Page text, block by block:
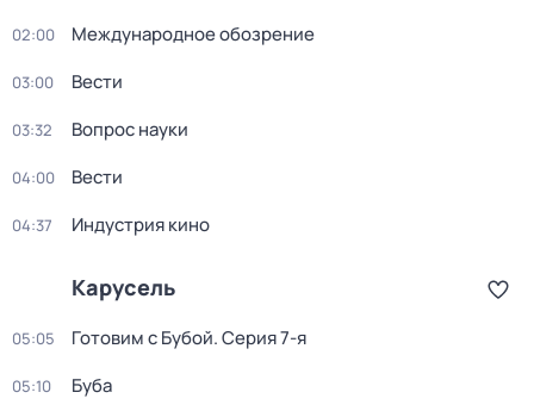
02:00 Международное обозрение
03:00 Вести
03:32 Вопрос науки
04:00 Вести
04:37 Индустрия кино
Карусель
05:05 Готовим с Бубой. Серия 7-я
05:10 Буба